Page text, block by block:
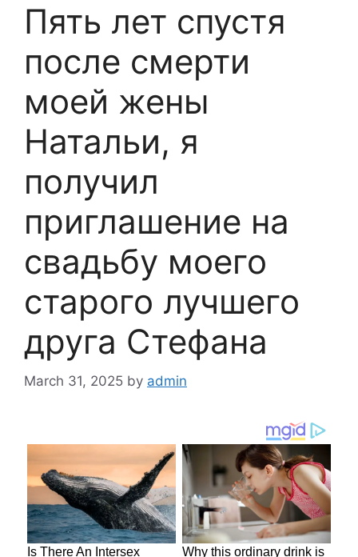
Пять лет спустя
после смерти
моей жены
Натальи, я
получил
приглашение на
свадьбу моего
старого лучшего
друга Стефана
March 31, 2025 by admin